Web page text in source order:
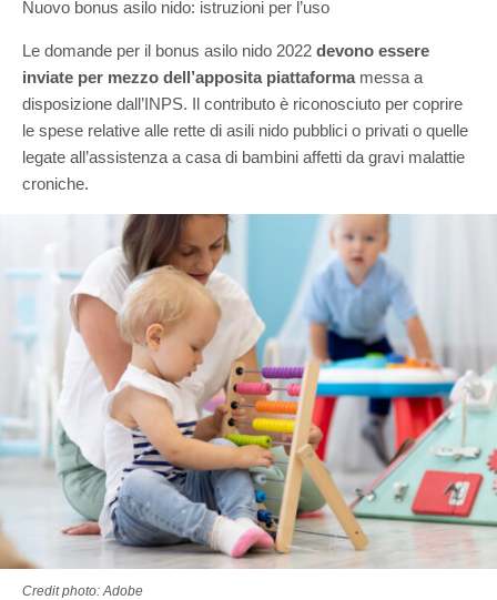
Nuovo bonus asilo nido: istruzioni per l’uso
Le domande per il bonus asilo nido 2022 devono essere
inviate per mezzo dell’apposita piattaformamessa a
disposizione dall’INPS. Il contributo è riconosciuto per coprire
le spese relative alle rette di asili nido pubblici o privati o quelle
legate all’assistenza a casa di bambini affetti da gravi malattie
croniche.
Credit photo: Adobe